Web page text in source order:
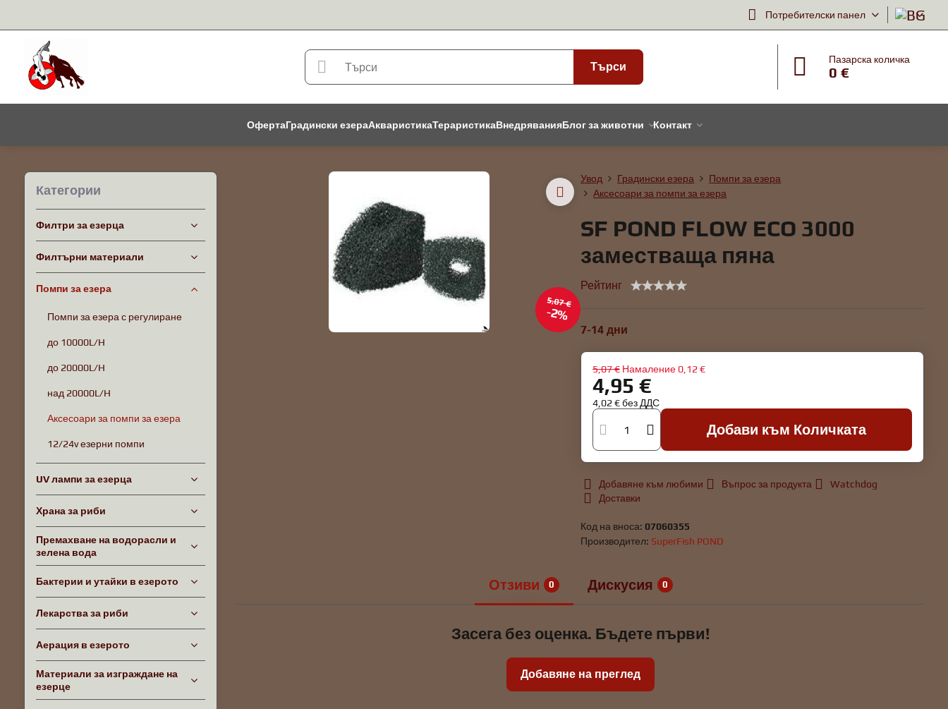
Потребителски панел
Търси
Пазарска количка
0 €
ОфертаГрадински езераАкваристикаТераристикаВнедряванияБлог за животни Контакт
5,07 €
2%
Увод Градински езера
Помпи за езера
Аксесоари за помпи за езера
SF POND FLOW ECO 3000
заместваща пяна
Рейтинг
7-14 дни
5,07 € Намаление 0,12 €
4,95 €
4,02 €без ДДС
Добави към Количката
Добавяне към любими Въпрос за продукта
Watchdog
Доставки
Код на вноса:07060355
Производител: SuperFish POND
Отзиви 0 Дискусия 0
Засега без оценка. Бъдете първи!
Добавяне на преглед
Категории
Филтри за езерца
Филтърни материали
Помпи за езера
Помпи за езера с регулиране
до 10000L/H
до 20000L/H
над 20000L/H
Аксесоари за помпи за езера
12/24v езерни помпи
UV лампи за езерца
Храна за риби
Премахване на водорасли и
зелена вода
Бактерии и утайки в езерото
Лекарства за риби
Аерация в езерото
Материали за изграждане на
езерце